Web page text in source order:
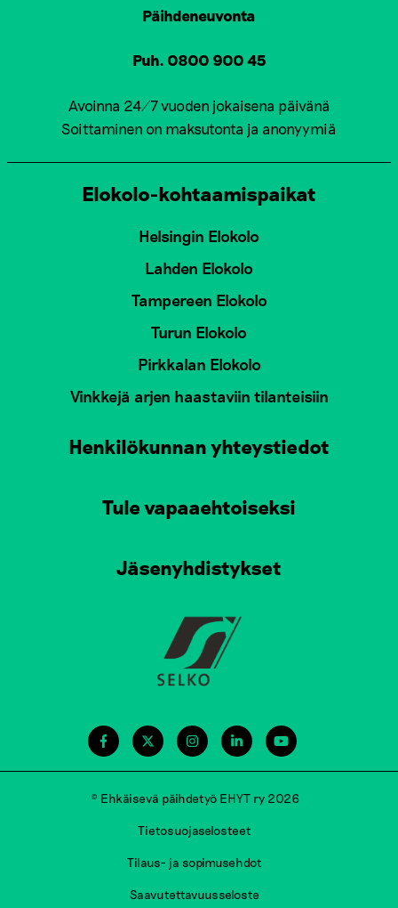
Päihdeneuvonta
Puh. 0800 900 45
Avoinna 24/7 vuoden jokaisena päivänä
Soittaminen on maksutonta ja anonyymiä
Elokolo-kohtaamispaikat
Helsingin Elokolo
Lahden Elokolo
Tampereen Elokolo
Turun Elokolo
Pirkkalan Elokolo
Vinkkejä arjen haastaviin tilanteisiin
Henkilökunnan yhteystiedot
Tule vapaaehtoiseksi
Jäsenyhdistykset
© Ehkäisevä päihdetyö EHYT ry 2026
Tietosuojaselosteet
Tilaus- ja sopimusehdot
Saavutettavuusseloste